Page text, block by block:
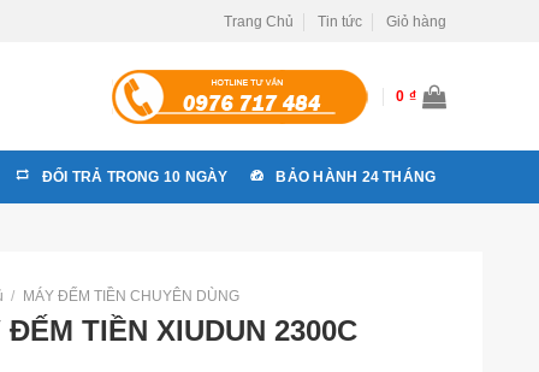
Trang Chủ Tin tức Giỏ hàng
0 ₫
ĐỔI TRẢ TRONG 10 NGÀY BẢO HÀNH 24 THÁNG
/ MÁY ĐẾM TIỀN CHUYÊN DÙNG
ĐẾM TIỀN XIUDUN 2300C